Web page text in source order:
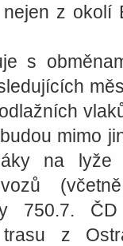
z okolí
s
mimo
na lyže
750.7.
trasu z